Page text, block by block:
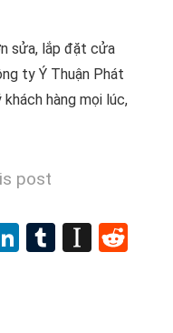
sửa, lắp đặt cửa
ty Ý Thuận Phát
hàng mọi lúc,
post
LinkedIn
Tumblr